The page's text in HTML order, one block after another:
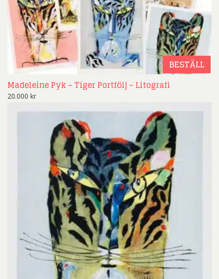
BESTÄLL
Madeleine Pyk – Tiger Portfölj – Litografi
20.000 kr